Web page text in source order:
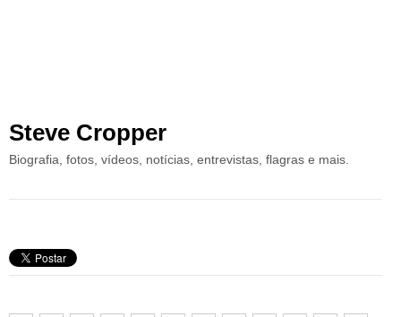
Steve Cropper
Biografia, fotos, vídeos, notícias, entrevistas, flagras e mais.